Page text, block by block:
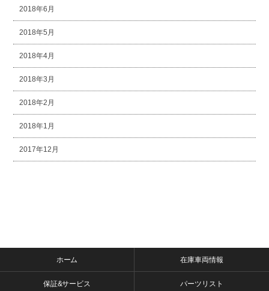
2018年6月
2018年5月
2018年4月
2018年3月
2018年2月
2018年1月
2017年12月
ホーム 在庫車両情報
保証&サービス パーツリスト